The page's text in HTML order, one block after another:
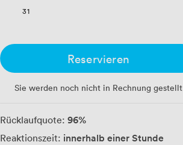
31
Reservieren
Sie werden noch nicht in Rechnung gestellt
Rücklaufquote: 96%
Reaktionszeit: innerhalb einer Stunde